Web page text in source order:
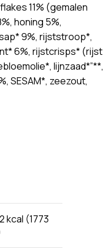
11% (gemalen
honing 5%,
9%, rijststroop*,
6%, rijstcrisps* (rijst
lijnzaad*”**,
SESAM*, zeezout,
kcal (1773